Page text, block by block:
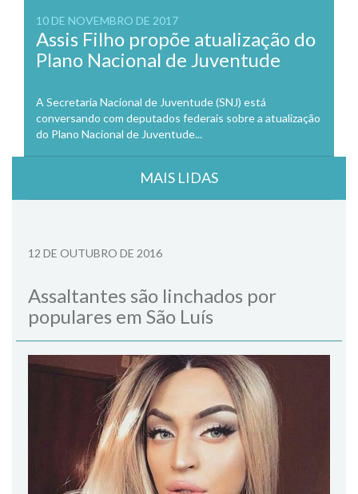
10 DE NOVEMBRO DE 2017
Assis Filho propõe atualização do
Plano Nacional de Juventude
A Secretaria Nacional de Juventude (SNJ) está
conversando com deputados federais sobre a atualização
do Plano Nacional de Juventude...
MAIS LIDAS
12 DE OUTUBRO DE 2016
Assaltantes são linchados por
populares em São Luís